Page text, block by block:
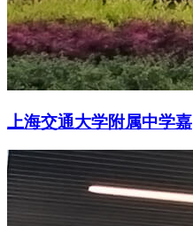
上海交通大学附属中学嘉